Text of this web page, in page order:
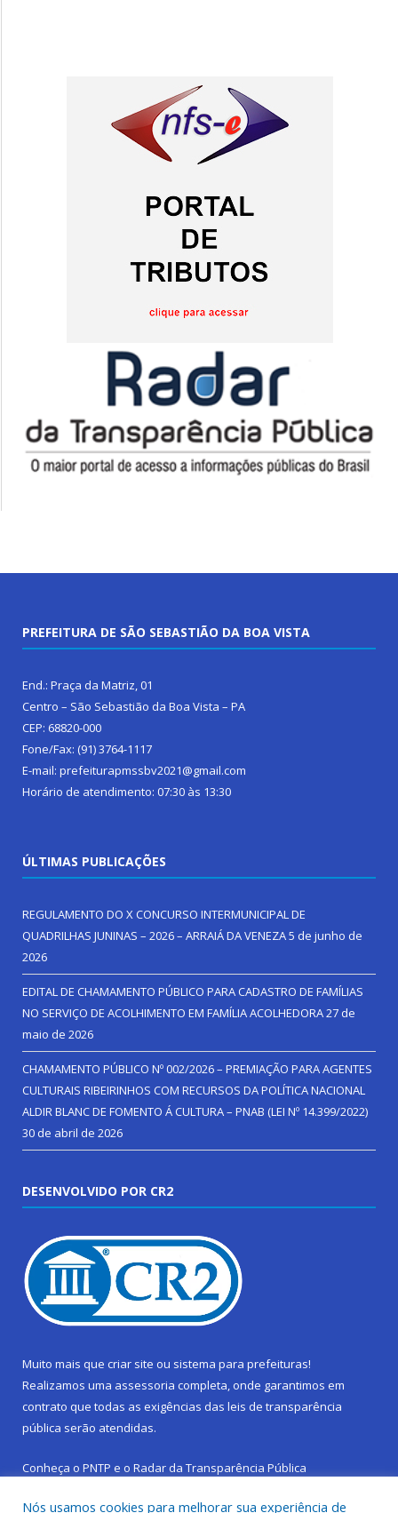
PREFEITURA DE SÃO SEBASTIÃO DA BOA VISTA
End.: Praça da Matriz, 01
Centro – São Sebastião da Boa Vista – PA
CEP: 68820-000
Fone/Fax: (91) 3764-1117
E-mail: prefeiturapmssbv2021@gmail.com
Horário de atendimento: 07:30 às 13:30
ÚLTIMAS PUBLICAÇÕES
REGULAMENTO DO X CONCURSO INTERMUNICIPAL DE
QUADRILHAS JUNINAS – 2026 – ARRAIÁ DA VENEZA5 de junho de
2026
EDITAL DE CHAMAMENTO PÚBLICO PARA CADASTRO DE FAMÍLIAS
NO SERVIÇO DE ACOLHIMENTO EM FAMÍLIA ACOLHEDORA27 de
maio de 2026
CHAMAMENTO PÚBLICO Nº 002/2026 – PREMIAÇÃO PARA AGENTES
CULTURAIS RIBEIRINHOS COM RECURSOS DA POLÍTICA NACIONAL
ALDIR BLANC DE FOMENTO Á CULTURA – PNAB (LEI Nº 14.399/2022)
30 de abril de 2026
DESENVOLVIDO POR CR2
Muito mais que criar site ou sistema para prefeituras!
Realizamos uma assessoria completa, onde garantimos em
contrato que todas as exigências das leis de transparência
pública serão atendidas.
Conheça o PNTP e o Radar da Transparência Pública
Nós usamos cookies para melhorar sua experiência de